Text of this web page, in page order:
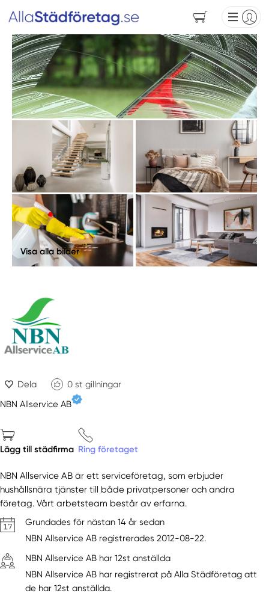
Visa alla bilder
Dela 0 st gillningar
NBN Allservice AB
Lägg till städfirma Ring företaget
NBN Allservice AB är ett serviceföretag, som erbjuder
hushållsnära tjänster till både privatpersoner och andra
företag. Vårt arbetsteam består av erfarna.
Grundades för nästan 14 år sedan
NBN Allservice AB registrerades 2012-08-22.
NBN Allservice AB har 12st anställda
NBN Allservice AB har registrerat på Alla Städföretag att
de har 12st anställda.